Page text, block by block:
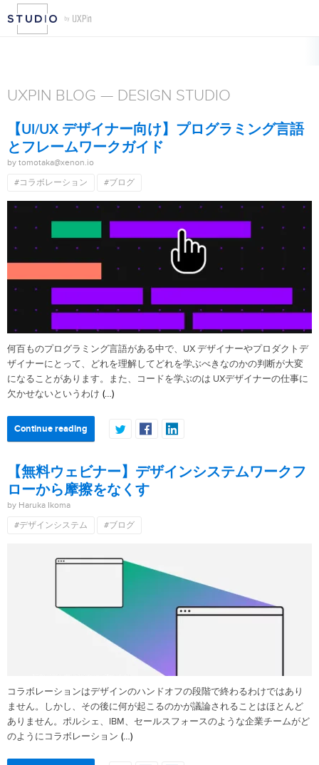
UXPIN BLOG — DESIGN STUDIO
【UI/UX デザイナー向け】プログラミング言語
とフレームワークガイド
by tomotaka@xenon.io
#コラボレーション
#ブログ
何百ものプログラミング言語がある中で、UX デザイナーやプロダクトデ
ザイナーにとって、どれを理解してどれを学ぶべきなのかの判断が大変
になることがあります。また、コードを学ぶのは UXデザイナーの仕事に
欠かせないというわけ (…)
Continue reading
【無料ウェビナー】デザインシステムワークフ
ローから摩擦をなくす
by Haruka Ikoma
#デザインシステム
#ブログ
コラボレーションはデザインのハンドオフの段階で終わるわけではあり
ません。しかし、その後に何が起こるのかが議論されることはほとんど
ありません。ポルシェ、IBM、セールスフォースのような企業チームがど
のようにコラボレーション (…)